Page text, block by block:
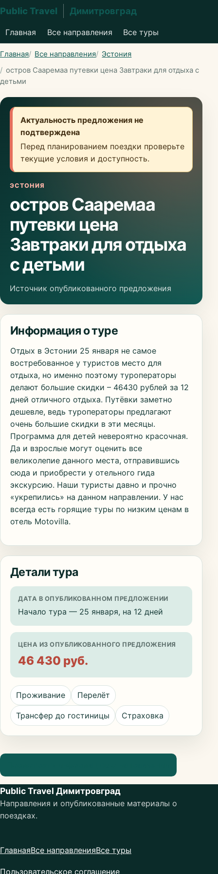
Public Travel Димитровград
Главная Все направления Все туры
Главная Все направления
Эстония
остров Сааремаа путевки цена Завтраки для отдыха с
детьми
Актуальность предложения не
подтверждена
Перед планированием поездки проверьте
текущие условия и доступность.
ЭСТОНИЯ
остров Сааремаа
путевки цена
Завтраки для отдыха
с детьми
Источник опубликованного предложения
Информация о туре
Отдых в Эстонии 25 января не самое
востребованное у туристов место для
отдыха, но именно поэтому туроператоры
делают большие скидки – 46430 рублей за 12
дней отличного отдыха. Путёвки заметно
дешевле, ведь туроператоры предлагают
очень большие скидки в эти месяцы.
Программа для детей невероятно красочная.
Да и взрослые могут оценить все
великолепие данного места, отправившись
сюда и приобрести у отельного гида
экскурсию. Наши туристы давно и прочно
«укрепились» на данном направлении. У нас
всегда есть горящие туры по низким ценам в
отель Motovilla.
Детали тура
ДАТА В ОПУБЛИКОВАННОМ ПРЕДЛОЖЕНИИ
Начало тура — 25 января, на 12 дней
ЦЕНА ИЗ ОПУБЛИКОВАННОГО ПРЕДЛОЖЕНИЯ
46 430 руб.
Проживание Перелёт
Трансфер до гостиницы Страховка
Public Travel Димитровград
Направления и опубликованные материалы о
поездках.
ГлавнаяВсе направленияВсе туры
Пользовательское соглашение